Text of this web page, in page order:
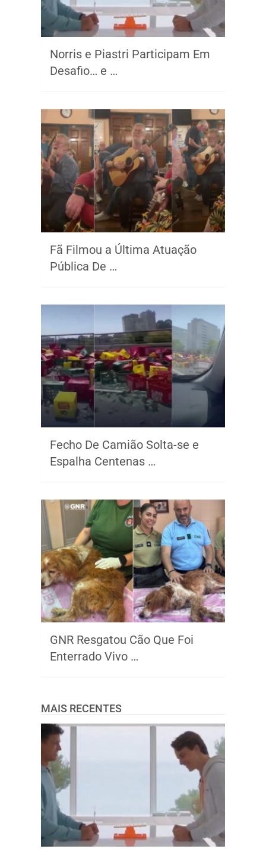
Norris e Piastri Participam Em
Desafio… e …
Fã Filmou a Última Atuação
Pública De …
Fecho De Camião Solta-se e
Espalha Centenas …
GNR Resgatou Cão Que Foi
Enterrado Vivo …
MAIS RECENTES